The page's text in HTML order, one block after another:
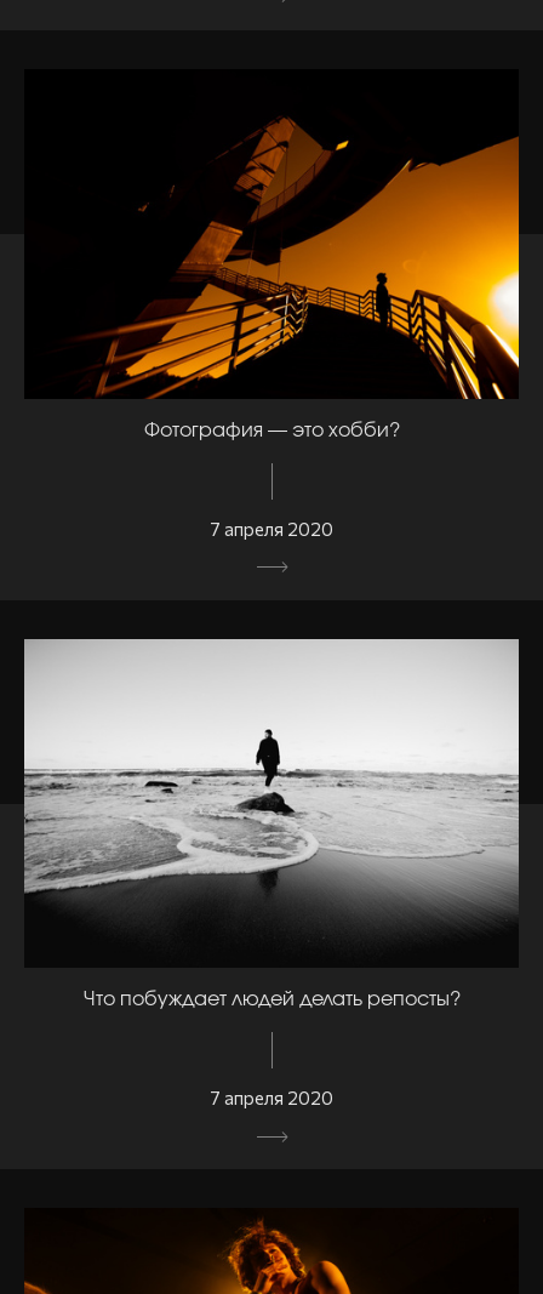
Фотография — это хобби?
7 апреля 2020
Что побуждает людей делать репосты?
7 апреля 2020